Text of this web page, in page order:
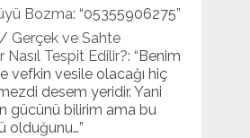
Bozma: “05355906275”
/ Gerçek ve Sahte
Nasıl Tespit Edilir?: “ Benim
vefkin vesile olacağı hiç
desem yeridir. Yani
gücünü bilirim ama bu
olduğunu…”